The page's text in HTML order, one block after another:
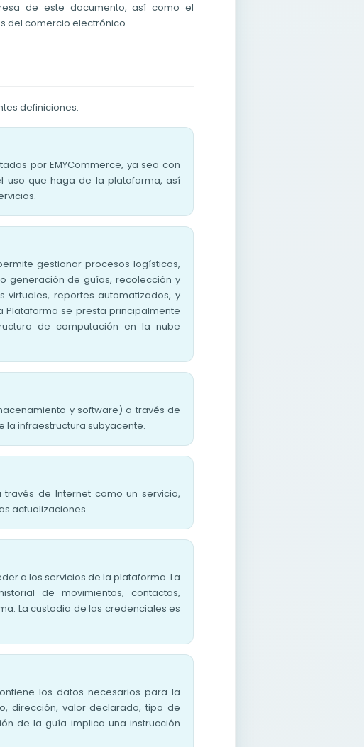
de este documento, así como el
del comercio electrónico.
definiciones:
por EMYCommerce, ya sea con
uso que haga de la plataforma, así
gestionar procesos logísticos,
generación de guías, recolección y
reportes automatizados, y
Plataforma se presta principalmente
de computación en la nube
y software) a través de
la infraestructura subyacente.
de Internet como un servicio,
actualizaciones.
a los servicios de la plataforma. La
de movimientos, contactos,
La custodia de las credenciales es
los datos necesarios para la
dirección, valor declarado, tipo de
de la guía implica una instrucción